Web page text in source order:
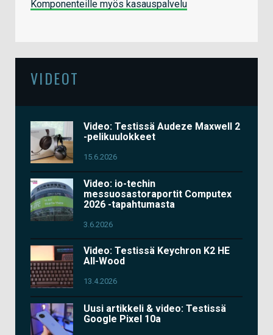
Komponenteille myös kasauspalvelu
VIDEOT
Video: Testissä Audeze Maxwell 2
-pelikuulokkeet
15.6.2026
Video: io-techin
messuosastoraportit Computex
2026 -tapahtumasta
3.6.2026
Video: Testissä Keychron K2 HE
All-Wood
13.4.2026
Uusi artikkeli & video: Testissä
Google Pixel 10a